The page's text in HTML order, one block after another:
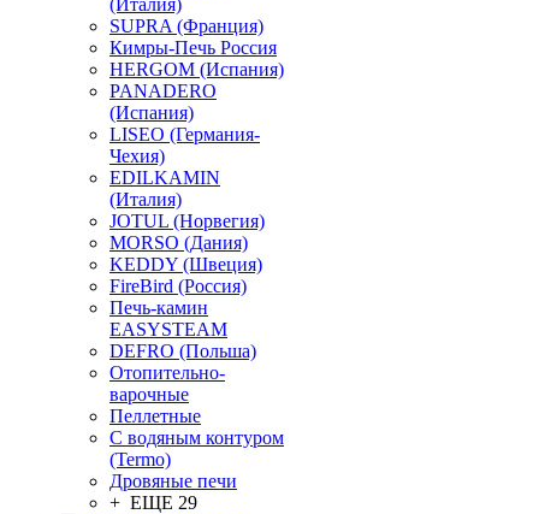
(Италия)
SUPRA (Франция)
Кимры-Печь Россия
HERGOM (Испания)
PANADERO
(Испания)
LISEO (Германия-
Чехия)
EDILKAMIN
(Италия)
JOTUL (Норвегия)
MORSO (Дания)
KEDDY (Швеция)
FireBird (Россия)
Печь-камин
EASYSTEAM
DEFRO (Польша)
Отопительно-
варочные
Пеллетные
С водяным контуром
(Termo)
Дровяные печи
+ ЕЩЕ 29